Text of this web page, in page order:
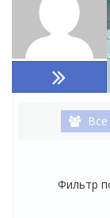
Фильтр